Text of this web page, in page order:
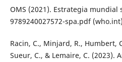
OMS (2021). Estrategia
9789240027572-spa.pdf (who.int)
Racin, C., Minjard, R., Humbert,
Sueur, C., & Lemaire, C. (2023).